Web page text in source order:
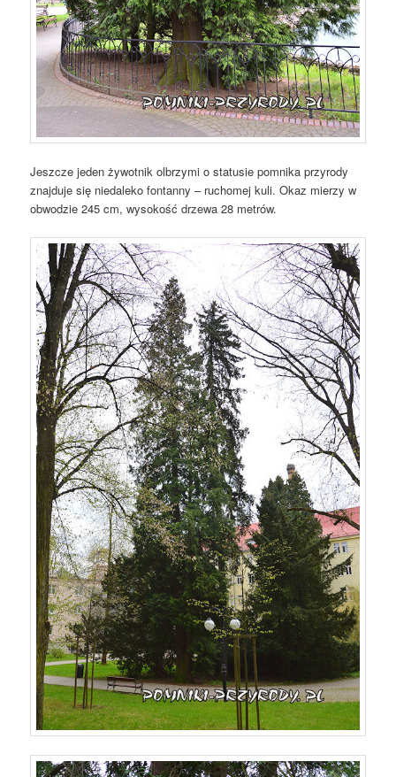
Jeszcze jeden żywotnik olbrzymi o statusie pomnika przyrody
znajduje się niedaleko fontanny – ruchomej kuli. Okaz mierzy w
obwodzie 245 cm, wysokość drzewa 28 metrów.